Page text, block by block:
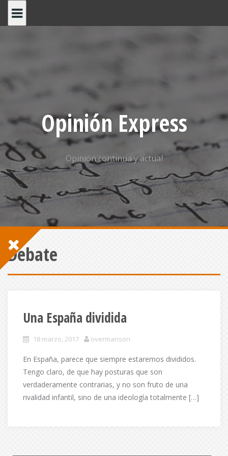
Opinión Express
Opinión continua y actual
Debate
Una España dividida
18 marzo, 2017 overmanson
En España, parece que siempre estaremos divididos.
Tengo claro, de que hay posturas que son
verdaderamente contrarias, y no son fruto de una
rivalidad infantil, sino de una ideología totalmente […]